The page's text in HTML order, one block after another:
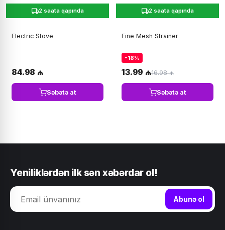
2 saata qapında
Electric Stove
84.98 ₼
Səbətə at
2 saata qapında
Fine Mesh Strainer
-18%
13.99 ₼16.98 ₼
Səbətə at
Yeniliklərdən ilk sən xəbərdar ol!
Abunə ol